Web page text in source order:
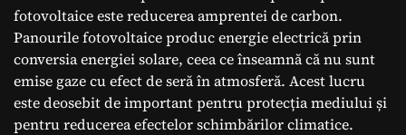
fotovoltaice este reducerea amprentei de carbon.
Panourile fotovoltaice produc energie electrică prin
conversia energiei solare, ceea ce înseamnă că nu sunt
emise gaze cu efect de seră în atmosferă. Acest lucru
este deosebit de important pentru protecția mediului și
pentru reducerea efectelor schimbărilor climatice.